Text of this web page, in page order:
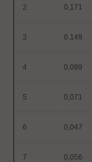
2 0,171
3 0,149
4 0,089
5 0,071
6 0,047
7 0,056